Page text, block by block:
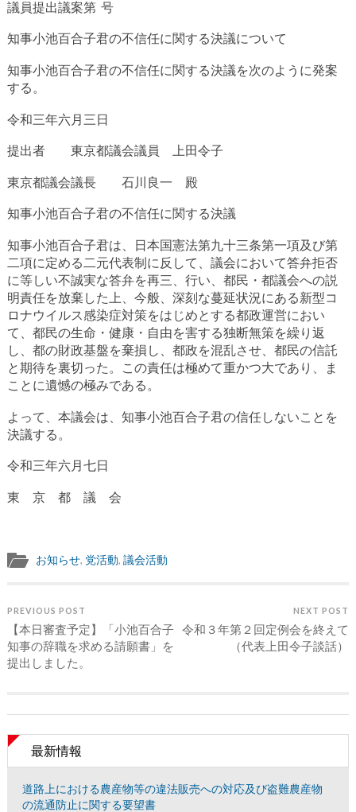
議員提出議案第 号
知事小池百合子君の不信任に関する決議について
知事小池百合子君の不信任に関する決議を次のように発案
する。
令和三年六月三日
提出者 東京都議会議員 上田令子
東京都議会議長 石川良一 殿
知事小池百合子君の不信任に関する決議
知事小池百合子君は、日本国憲法第九十三条第一項及び第
二項に定める二元代表制に反して、議会において答弁拒否
に等しい不誠実な答弁を再三、行い、都民・都議会への説
明責任を放棄した上、今般、深刻な蔓延状況にある新型コ
ロナウイルス感染症対策をはじめとする都政運営におい
て、都民の生命・健康・自由を害する独断無策を繰り返
し、都の財政基盤を棄損し、都政を混乱させ、都民の信託
と期待を裏切った。この責任は極めて重かつ大であり、ま
ことに遺憾の極みである。
よって、本議会は、知事小池百合子君の信任しないことを
決議する。
令和三年六月七日
東 京 都 議 会
お知らせ, 党活動, 議会活動
PREVIOUS POST
【本日審査予定】「小池百合子
知事の辞職を求める請願書」を
提出しました。
NEXT POST
令和３年第２回定例会を終えて
（代表上田令子談話）
最新情報
道路上における農産物等の違法販売への対応及び盗難農産物
の流通防止に関する要望書